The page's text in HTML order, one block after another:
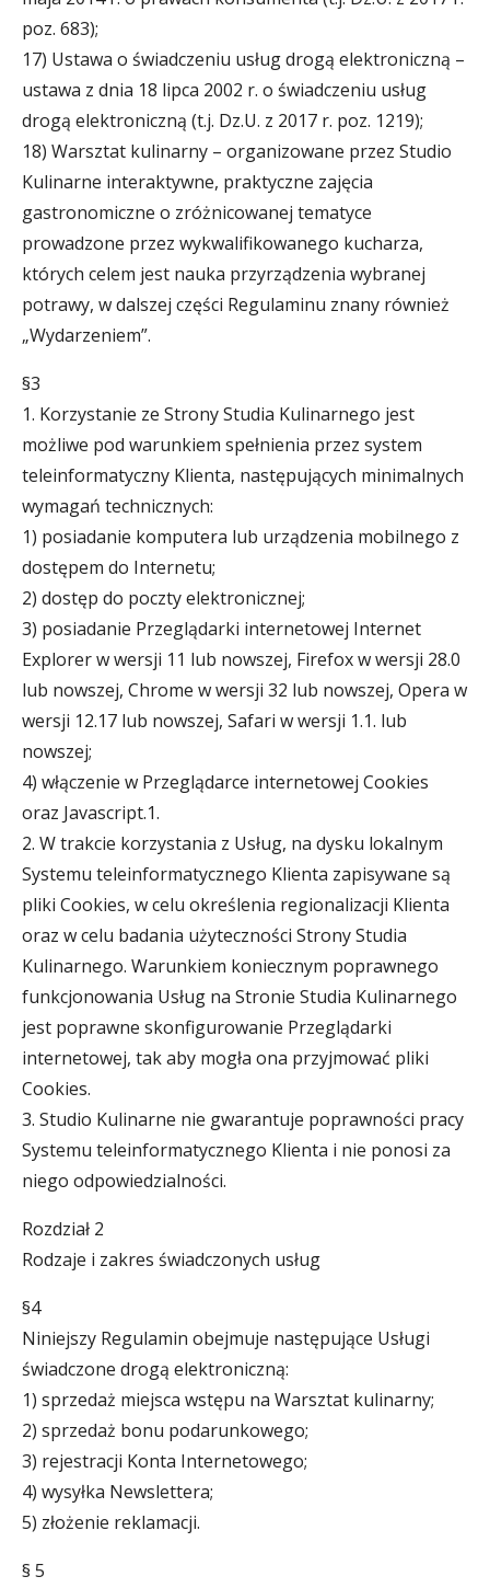
poz. 683);
17) Ustawa o świadczeniu usług drogą elektroniczną –
ustawa z dnia 18 lipca 2002 r. o świadczeniu usług
drogą elektroniczną (t.j. Dz.U. z 2017 r. poz. 1219);
18) Warsztat kulinarny – organizowane przez Studio
Kulinarne interaktywne, praktyczne zajęcia
gastronomiczne o zróżnicowanej tematyce
prowadzone przez wykwalifikowanego kucharza,
których celem jest nauka przyrządzenia wybranej
potrawy, w dalszej części Regulaminu znany również
„Wydarzeniem”.
§3
1. Korzystanie ze Strony Studia Kulinarnego jest
możliwe pod warunkiem spełnienia przez system
teleinformatyczny Klienta, następujących minimalnych
wymagań technicznych:
1) posiadanie komputera lub urządzenia mobilnego z
dostępem do Internetu;
2) dostęp do poczty elektronicznej;
3) posiadanie Przeglądarki internetowej Internet
Explorer w wersji 11 lub nowszej, Firefox w wersji 28.0
lub nowszej, Chrome w wersji 32 lub nowszej, Opera w
wersji 12.17 lub nowszej, Safari w wersji 1.1. lub
nowszej;
4) włączenie w Przeglądarce internetowej Cookies
oraz Javascript.1.
2. W trakcie korzystania z Usług, na dysku lokalnym
Systemu teleinformatycznego Klienta zapisywane są
pliki Cookies, w celu określenia regionalizacji Klienta
oraz w celu badania użyteczności Strony Studia
Kulinarnego. Warunkiem koniecznym poprawnego
funkcjonowania Usług na Stronie Studia Kulinarnego
jest poprawne skonfigurowanie Przeglądarki
internetowej, tak aby mogła ona przyjmować pliki
Cookies.
3. Studio Kulinarne nie gwarantuje poprawności pracy
Systemu teleinformatycznego Klienta i nie ponosi za
niego odpowiedzialności.
Rozdział 2
Rodzaje i zakres świadczonych usług
§4
Niniejszy Regulamin obejmuje następujące Usługi
świadczone drogą elektroniczną:
1) sprzedaż miejsca wstępu na Warsztat kulinarny;
2) sprzedaż bonu podarunkowego;
3) rejestracji Konta Internetowego;
4) wysyłka Newslettera;
5) złożenie reklamacji.
§ 5